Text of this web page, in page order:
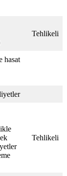
Tehlikeli
hasat
Tehlikeli